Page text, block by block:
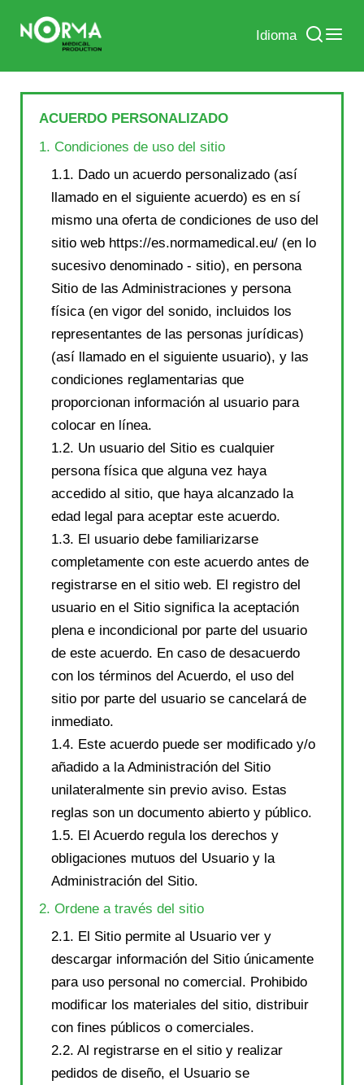
Idioma
ACUERDO PERSONALIZADO
1. Condiciones de uso del sitio
1.1. Dado un acuerdo personalizado (así
llamado en el siguiente acuerdo) es en sí
mismo una oferta de condiciones de uso del
sitio web https://es.normamedical.eu/ (en lo
sucesivo denominado - sitio), en persona
Sitio de las Administraciones y persona
física (en vigor del sonido, incluidos los
representantes de las personas jurídicas)
(así llamado en el siguiente usuario), y las
condiciones reglamentarias que
proporcionan información al usuario para
colocar en línea.
1.2. Un usuario del Sitio es cualquier
persona física que alguna vez haya
accedido al sitio, que haya alcanzado la
edad legal para aceptar este acuerdo.
1.3. El usuario debe familiarizarse
completamente con este acuerdo antes de
registrarse en el sitio web. El registro del
usuario en el Sitio significa la aceptación
plena e incondicional por parte del usuario
de este acuerdo. En caso de desacuerdo
con los términos del Acuerdo, el uso del
sitio por parte del usuario se cancelará de
inmediato.
1.4. Este acuerdo puede ser modificado y/o
añadido a la Administración del Sitio
unilateralmente sin previo aviso. Estas
reglas son un documento abierto y público.
1.5. El Acuerdo regula los derechos y
obligaciones mutuos del Usuario y la
Administración del Sitio.
2. Ordene a través del sitio
2.1. El Sitio permite al Usuario ver y
descargar información del Sitio únicamente
para uso personal no comercial. Prohibido
modificar los materiales del sitio, distribuir
con fines públicos o comerciales.
2.2. Al registrarse en el sitio y realizar
pedidos de diseño, el Usuario se